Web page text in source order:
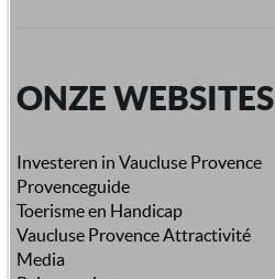
ONZE WEBSITES
Investeren in Vaucluse Provence
Provenceguide
Toerisme en Handicap
Vaucluse Provence Attractivité
Media